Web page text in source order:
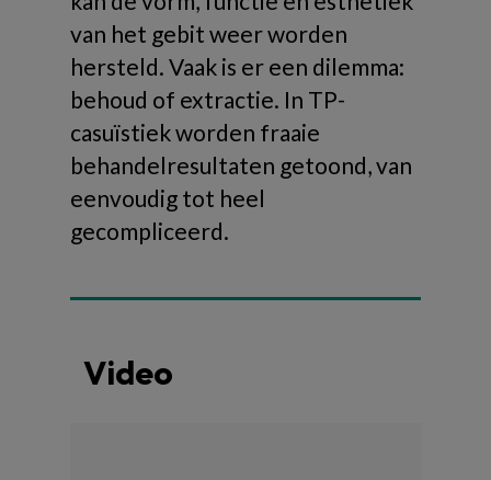
van het gebit weer worden
hersteld. Vaak is er een dilemma:
behoud of extractie. In TP-
casuïstiek worden fraaie
behandelresultaten getoond, van
eenvoudig tot heel
gecompliceerd.
Video